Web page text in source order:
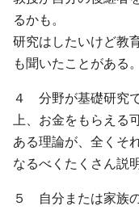
るかも。
研究はしたいけど教
も聞いたことがある。
４ 分野が基礎研究
上、お金をもらえる
ある理論が、全くそ
なるべくたくさん説
５ 自分または家族